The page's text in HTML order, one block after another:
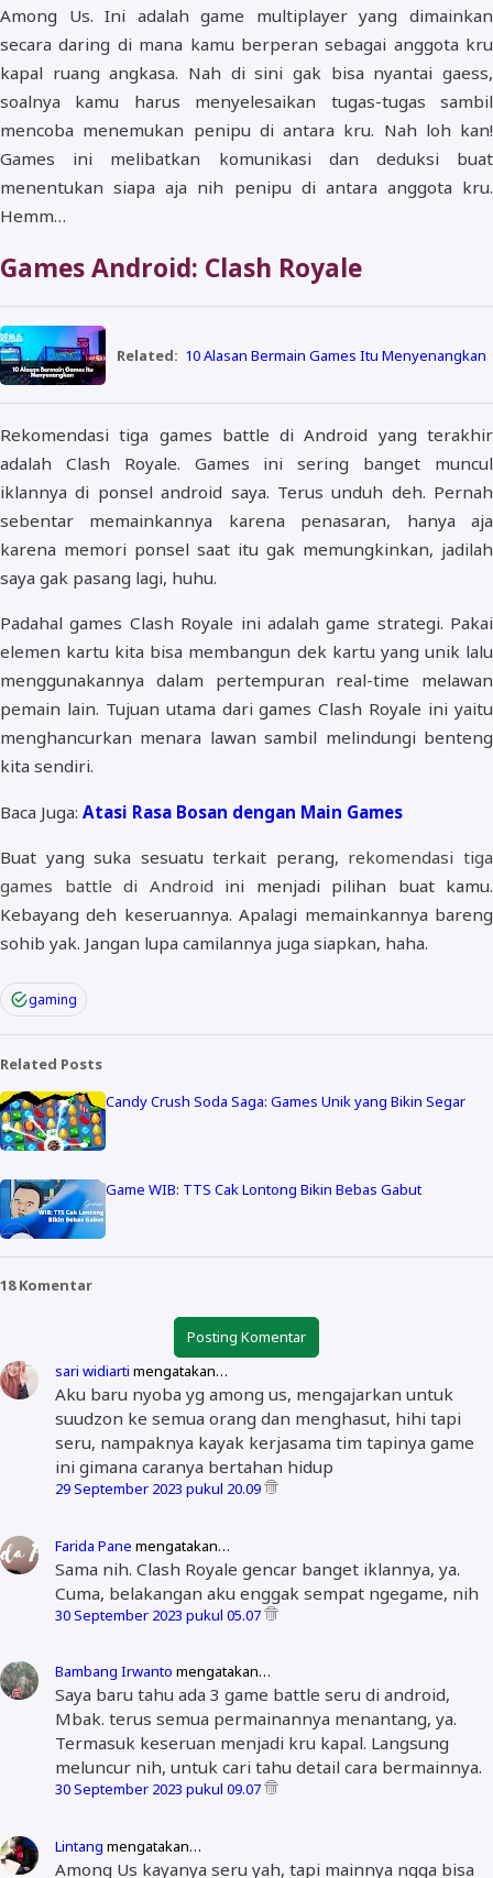
Among Us. Ini adalah game multiplayer yang dimainkan
secara daring di mana kamu berperan sebagai anggota kru
kapal ruang angkasa. Nah di sini gak bisa nyantai gaess,
soalnya kamu harus menyelesaikan tugas-tugas sambil
mencoba menemukan penipu di antara kru. Nah loh kan!
Games ini melibatkan komunikasi dan deduksi buat
menentukan siapa aja nih penipu di antara anggota kru.
Hemm…
Games Android: Clash Royale
Related: 10 Alasan Bermain Games Itu Menyenangkan
Rekomendasi tiga games battle di Android yang terakhir
adalah Clash Royale. Games ini sering banget muncul
iklannya di ponsel android saya. Terus unduh deh. Pernah
sebentar memainkannya karena penasaran, hanya aja
karena memori ponsel saat itu gak memungkinkan, jadilah
saya gak pasang lagi, huhu.
Padahal games Clash Royale ini adalah game strategi. Pakai
elemen kartu kita bisa membangun dek kartu yang unik lalu
menggunakannya dalam pertempuran real-time melawan
pemain lain. Tujuan utama dari games Clash Royale ini yaitu
menghancurkan menara lawan sambil melindungi benteng
kita sendiri.
Baca Juga: Atasi Rasa Bosan dengan Main Games
Buat yang suka sesuatu terkait perang, rekomendasi tiga
games battle di Android ini menjadi pilihan buat kamu.
Kebayang deh keseruannya. Apalagi memainkannya bareng
sohib yak. Jangan lupa camilannya juga siapkan, haha.
gaming
Related Posts
Candy Crush Soda Saga: Games Unik yang Bikin Segar
Game WIB: TTS Cak Lontong Bikin Bebas Gabut
18 Komentar
Posting Komentar
sari widiarti mengatakan…
Aku baru nyoba yg among us, mengajarkan untuk
suudzon ke semua orang dan menghasut, hihi tapi
seru, nampaknya kayak kerjasama tim tapinya game
ini gimana caranya bertahan hidup
29 September 2023 pukul 20.09
Farida Pane mengatakan…
Sama nih. Clash Royale gencar banget iklannya, ya.
Cuma, belakangan aku enggak sempat ngegame, nih
30 September 2023 pukul 05.07
Bambang Irwanto mengatakan…
Saya baru tahu ada 3 game battle seru di android,
Mbak. terus semua permainannya menantang, ya.
Termasuk keseruan menjadi kru kapal. Langsung
meluncur nih, untuk cari tahu detail cara bermainnya.
30 September 2023 pukul 09.07
Lintang mengatakan…
Among Us kayanya seru yah, tapi mainnya ngga bisa